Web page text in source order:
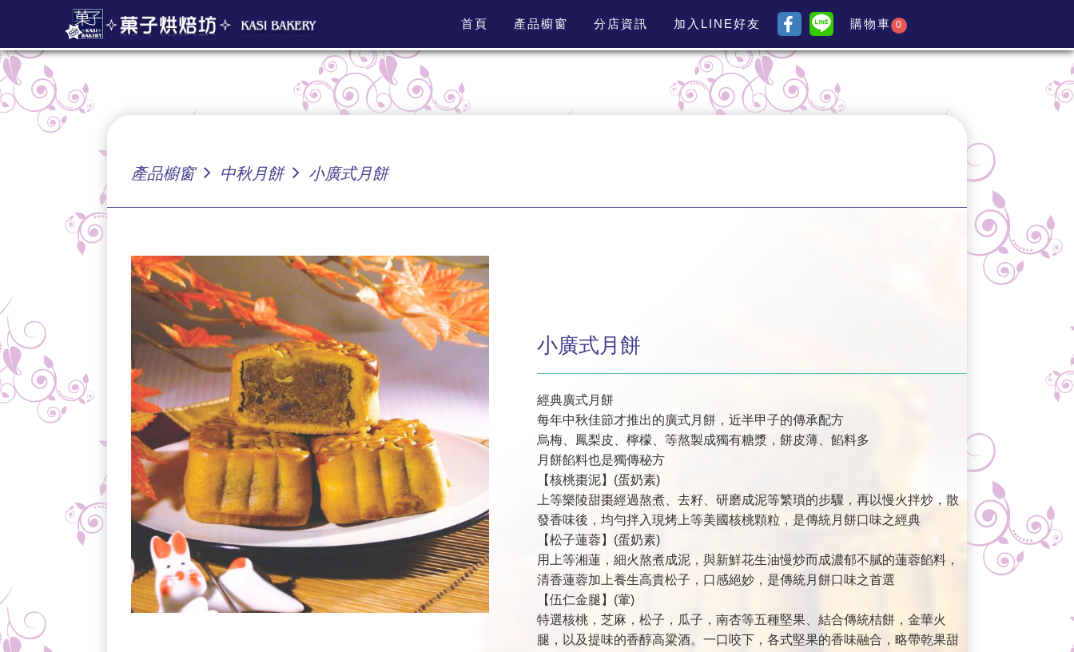
首頁 產品櫥窗 分店資訊 加入LINE好友 購物車 0
產品櫥窗 中秋月餅 小廣式月餅
小廣式月餅
經典廣式月餅
每年中秋佳節才推出的廣式月餅，近半甲子的傳承配方
烏梅、鳳梨皮、檸檬、等熬製成獨有糖漿，餅皮薄、餡料多
月餅餡料也是獨傳秘方
【核桃棗泥】(蛋奶素)
上等樂陵甜棗經過熬煮、去籽、研磨成泥等繁瑣的步驟，再以慢火拌炒，散
發香味後，均勻拌入現烤上等美國核桃顆粒，是傳統月餅口味之經典
【松子蓮蓉】(蛋奶素)
用上等湘蓮，細火熬煮成泥，與新鮮花生油慢炒而成濃郁不膩的蓮蓉餡料，
清香蓮蓉加上養生高貴松子，口感絕妙，是傳統月餅口味之首選
【伍仁金腿】(葷)
特選核桃，芝麻，松子，瓜子，南杏等五種堅果、結合傳統桔餅，金華火
腿，以及提味的香醇高粱酒。一口咬下，各式堅果的香味融合，略帶乾果甜